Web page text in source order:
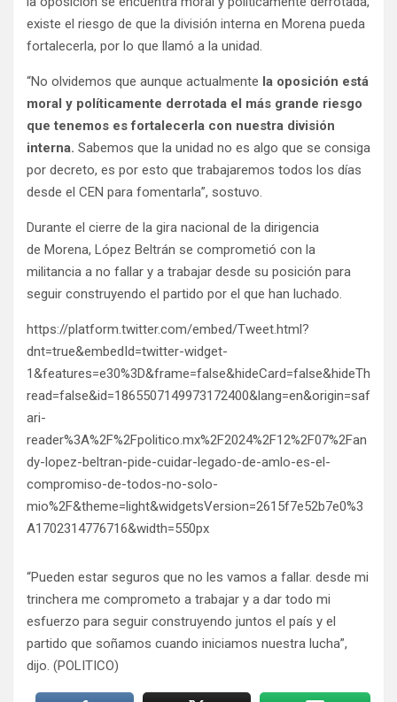
existe el riesgo de que la división interna en Morena pueda
fortalecerla, por lo que llamó a la unidad.
“No olvidemos que aunque actualmente la oposición está
moral y políticamente derrotada el más grande riesgo
que tenemos es fortalecerla con nuestra división
interna. Sabemos que la unidad no es algo que se consiga
por decreto, es por esto que trabajaremos todos los días
desde el CEN para fomentarla”, sostuvo.
Durante el cierre de la gira nacional de la dirigencia
de Morena, López Beltrán se comprometió con la
militancia a no fallar y a trabajar desde su posición para
seguir construyendo el partido por el que han luchado.
https://platform.twitter.com/embed/Tweet.html?
dnt=true&embedId=twitter-widget-
1&features=e30%3D&frame=false&hideCard=false&hideTh
read=false&id=1865507149973172400&lang=en&origin=saf
ari-
reader%3A%2F%2Fpolitico.mx%2F2024%2F12%2F07%2Fan
dy-lopez-beltran-pide-cuidar-legado-de-amlo-es-el-
compromiso-de-todos-no-solo-
mio%2F&theme=light&widgetsVersion=2615f7e52b7e0%3
A1702314776716&width=550px
“Pueden estar seguros que no les vamos a fallar. desde mi
trinchera me comprometo a trabajar y a dar todo mi
esfuerzo para seguir construyendo juntos el país y el
partido que soñamos cuando iniciamos nuestra lucha”,
dijo. (POLITICO)